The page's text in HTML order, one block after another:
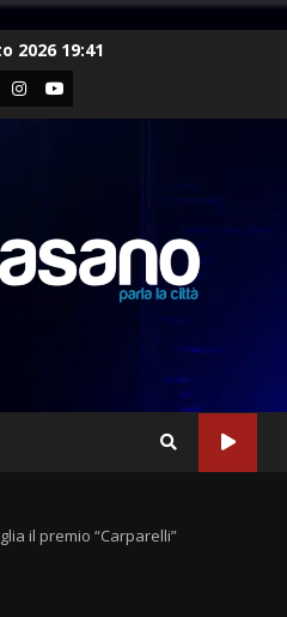
2026 19:41
Instagram
Youtube
il premio “Carparelli”